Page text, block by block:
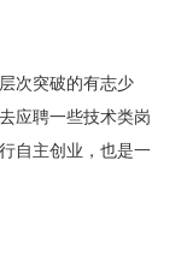
次突破的有志少
应聘一些技术类岗
自主创业，也是一